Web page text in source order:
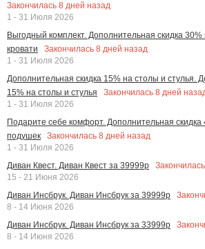
Закончилась 8 дней назад
1 - 31 Июля 2026
Выгодный комплект. Дополнительная скидка 30%
кровати
Закончилась 8 дней назад
1 - 31 Июля 2026
Дополнительная скидка 15% на столы и стулья.
15% на столы и стулья
Закончилась 8 дней
1 - 31 Июля 2026
Подарите себе комфорт. Дополнительная скидка
подушек
Закончилась 8 дней назад
1 - 31 Июля 2026
Диван Квест. Диван Квест за 39999р
Закончилась
15 - 21 Июня 2026
Диван Инсбрук. Диван Инсбрук за 39999р
8 - 14 Июня 2026
Диван Инсбрук. Диван Инсбрук за 33999р
8 - 14 Июня 2026